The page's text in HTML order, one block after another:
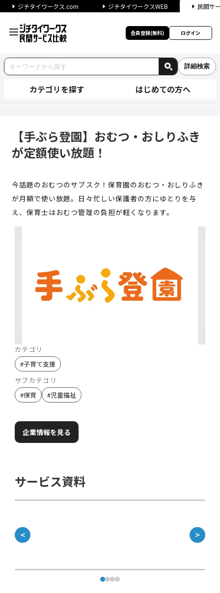
ジチタイワークス.com ジチタイワークスWEB 民間サ
会員登録(無料) ログイン
詳細検索
カテゴリを探す はじめての方へ
【手ぶら登園】おむつ・おしりふき
が定額使い放題！
今話題のおむつのサブスク！保育園のおむつ・おしりふき
が月額で使い放題。日々忙しい保護者の方にゆとりを与
え、保育士はおむつ管理の負担が軽くなります。
カテゴリ
#子育て支援
サブカテゴリ
#保育 #児童福祉
企業情報を見る
サービス資料
＜ ＞